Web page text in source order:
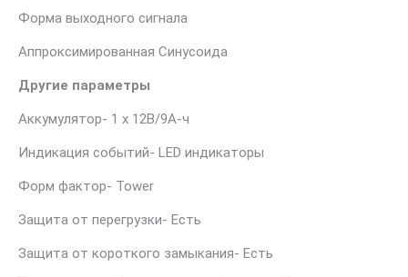
Форма выходного сигнала
Аппроксимированная Синусоида
Другие параметры
Аккумулятор- 1 х 12В/9А-ч
Индикация событий- LED индикаторы
Форм фактор- Tower
Защита от перегрузки- Есть
Защита от короткого замыкания- Есть